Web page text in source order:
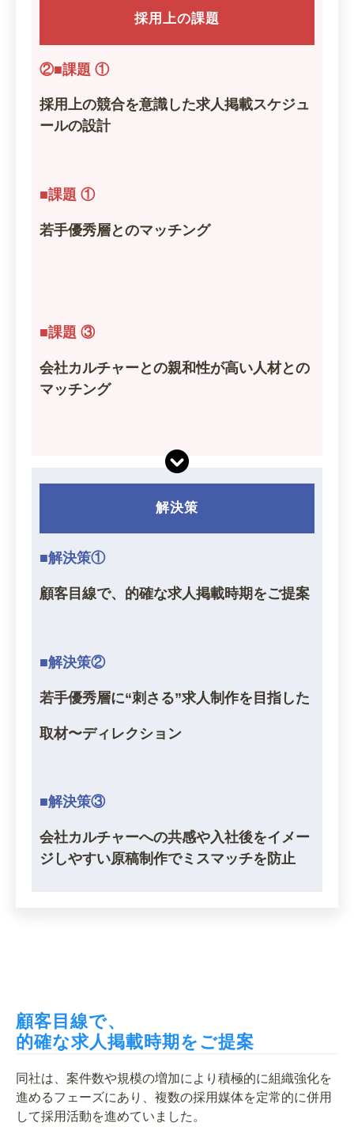
採用上の課題
②■課題 ①
採用上の競合を意識した求人掲載スケジュ
ールの設計
■課題 ①
若手優秀層とのマッチング
■課題 ③
会社カルチャーとの親和性が高い人材との
マッチング
解決策
■解決策①
顧客目線で、的確な求人掲載時期をご提案
■解決策②
若手優秀層に“刺さる”求人制作を目指した
取材〜ディレクション
■解決策③
会社カルチャーへの共感や入社後をイメー
ジしやすい原稿制作でミスマッチを防止
顧客目線で、
的確な求人掲載時期をご提案
同社は、案件数や規模の増加により積極的に組織強化を
進めるフェーズにあり、複数の採用媒体を定常的に併用
して採用活動を進めていました。